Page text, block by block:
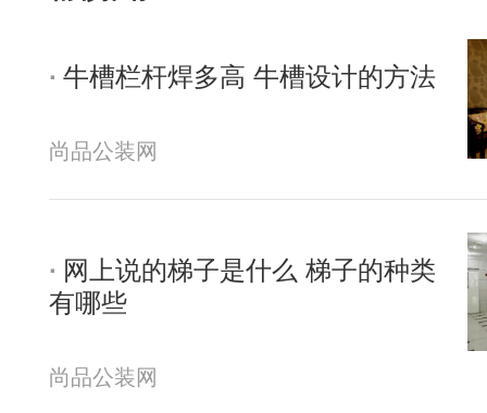
牛槽栏杆焊多高 牛槽设计的方法
尚品公装网
网上说的梯子是什么 梯子的种类
有哪些
尚品公装网